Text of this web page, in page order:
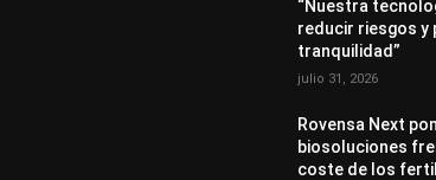
“Nuestra
reducir riesgos y
tranquilidad”
julio 31, 2026
Rovensa Next
biosoluciones
coste de los